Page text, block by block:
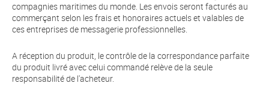
compagnies maritimes du monde. Les envois seront facturés au
commerçant selon les frais et honoraires actuels et valables de
ces entreprises de messagerie professionnelles.
A réception du produit, le contrôle de la correspondance parfaite
du produit livré avec celui commandé relève de la seule
responsabilité de l'acheteur.